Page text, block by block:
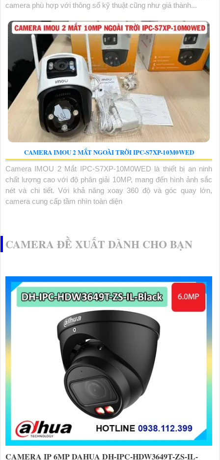
camera phù hợp với thông số kỹ thuật cũng như giá thành...
CAMERA IMOU 2 MẮT NGOÀI TRỜI IPC-S7XP-10M0WED
Camera IMOU 2 Mắt IPC-S7XP-10M0WED là thiết bị an ninh
chất lượng cao với độ phân giải 10MP, mang đến hình ảnh sắc
nét và chi tiết. Với khả năng xoay 360 độ và góc quay lớn,
camera cung cấp tầm nhìn toàn diện
CAMERA ĐỀ XUẤT DÀNH CHO BẠN
CAMERA IP 6MP DAHUA DH-IPC-HDW3649T-ZS-IL-